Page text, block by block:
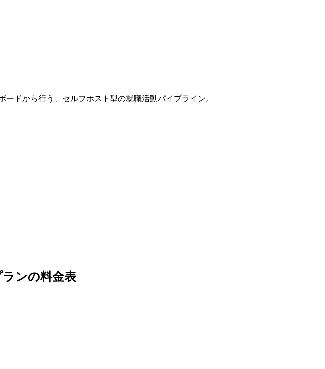
ドから行う、セルフホスト型の就職活動パイプライン。
ランの料金表